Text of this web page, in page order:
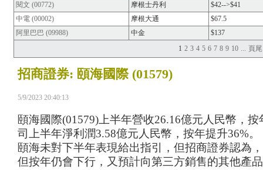
閱文 (00772)
摩根士丹利
$42-->$41
中電 (00002)
摩根大通
$67.5
阿里巴巴 (09988)
中金
$137
1 2 3 4 5 6 7 8 9 10 ... 頁尾
招商證券: 頤海國際 (01579)
5/9/2023 20:40:13
頤海國際(01579)上半年營收26.16億元人民幣，按
司上半年淨利潤3.58億元人民幣，按年提升36%。
頤海未對 下半年表現給出指引， 但招商證券認為
但按年仍會下行，又預計向第三方銷售的其他產